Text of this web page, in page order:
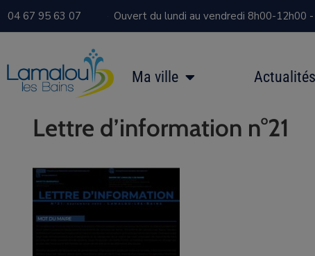
04 67 95 63 07 Ouvert du lundi au vendredi 8h00-12h00
Ma ville Actualités
Lettre d’information n°21